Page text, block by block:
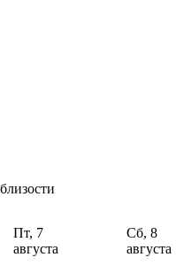
Пт, 7
августа
Сб, 8
августа